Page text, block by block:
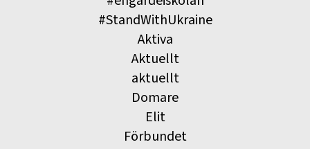
#StandWithUkraine
Aktiva
Aktuellt
aktuellt
Domare
Elit
Förbundet